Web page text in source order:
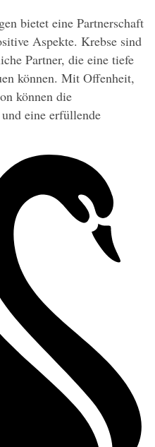
bietet eine Partnerschaft
Aspekte. Krebse sind
Partner, die eine tiefe
können. Mit Offenheit,
können die
eine erfüllende